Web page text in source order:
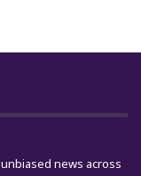
news across